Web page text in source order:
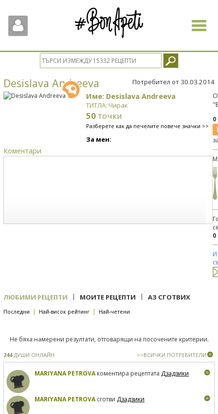
Toggle
Desislava Andreeva Потребител от 30.03.2014
Име: Desislava Andreeva
ТИТЛА: Чирак
50 точки
Разберете как да печелите повече значки >>
За мен:
Коментари
0
ЛЮБИМИ РЕЦЕПТИ | МОИТЕ РЕЦЕПТИ | АЗ СГОТВИХ
Последни | Най-висок рейтинг | Най-четени
Не бяха намерени резултати, отговарящи на посочените критерии.
244ДУШИ ОНЛАЙН >>ВСИЧКИ ПОТРЕБИТЕЛИ
MARIYANA PETROVAкоментира рецептата Дзадзики
MARIYANA PETROVAсготви Дзадзики